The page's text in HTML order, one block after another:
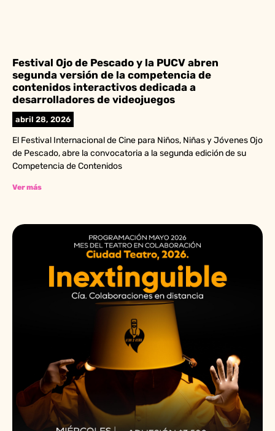
Festival Ojo de Pescado y la PUCV abren
segunda versión de la competencia de
contenidos interactivos dedicada a
desarrolladores de videojuegos
abril 28, 2026
El Festival Internacional de Cine para Niños, Niñas y Jóvenes Ojo
de Pescado, abre la convocatoria a la segunda edición de su
Competencia de Contenidos
Ver más